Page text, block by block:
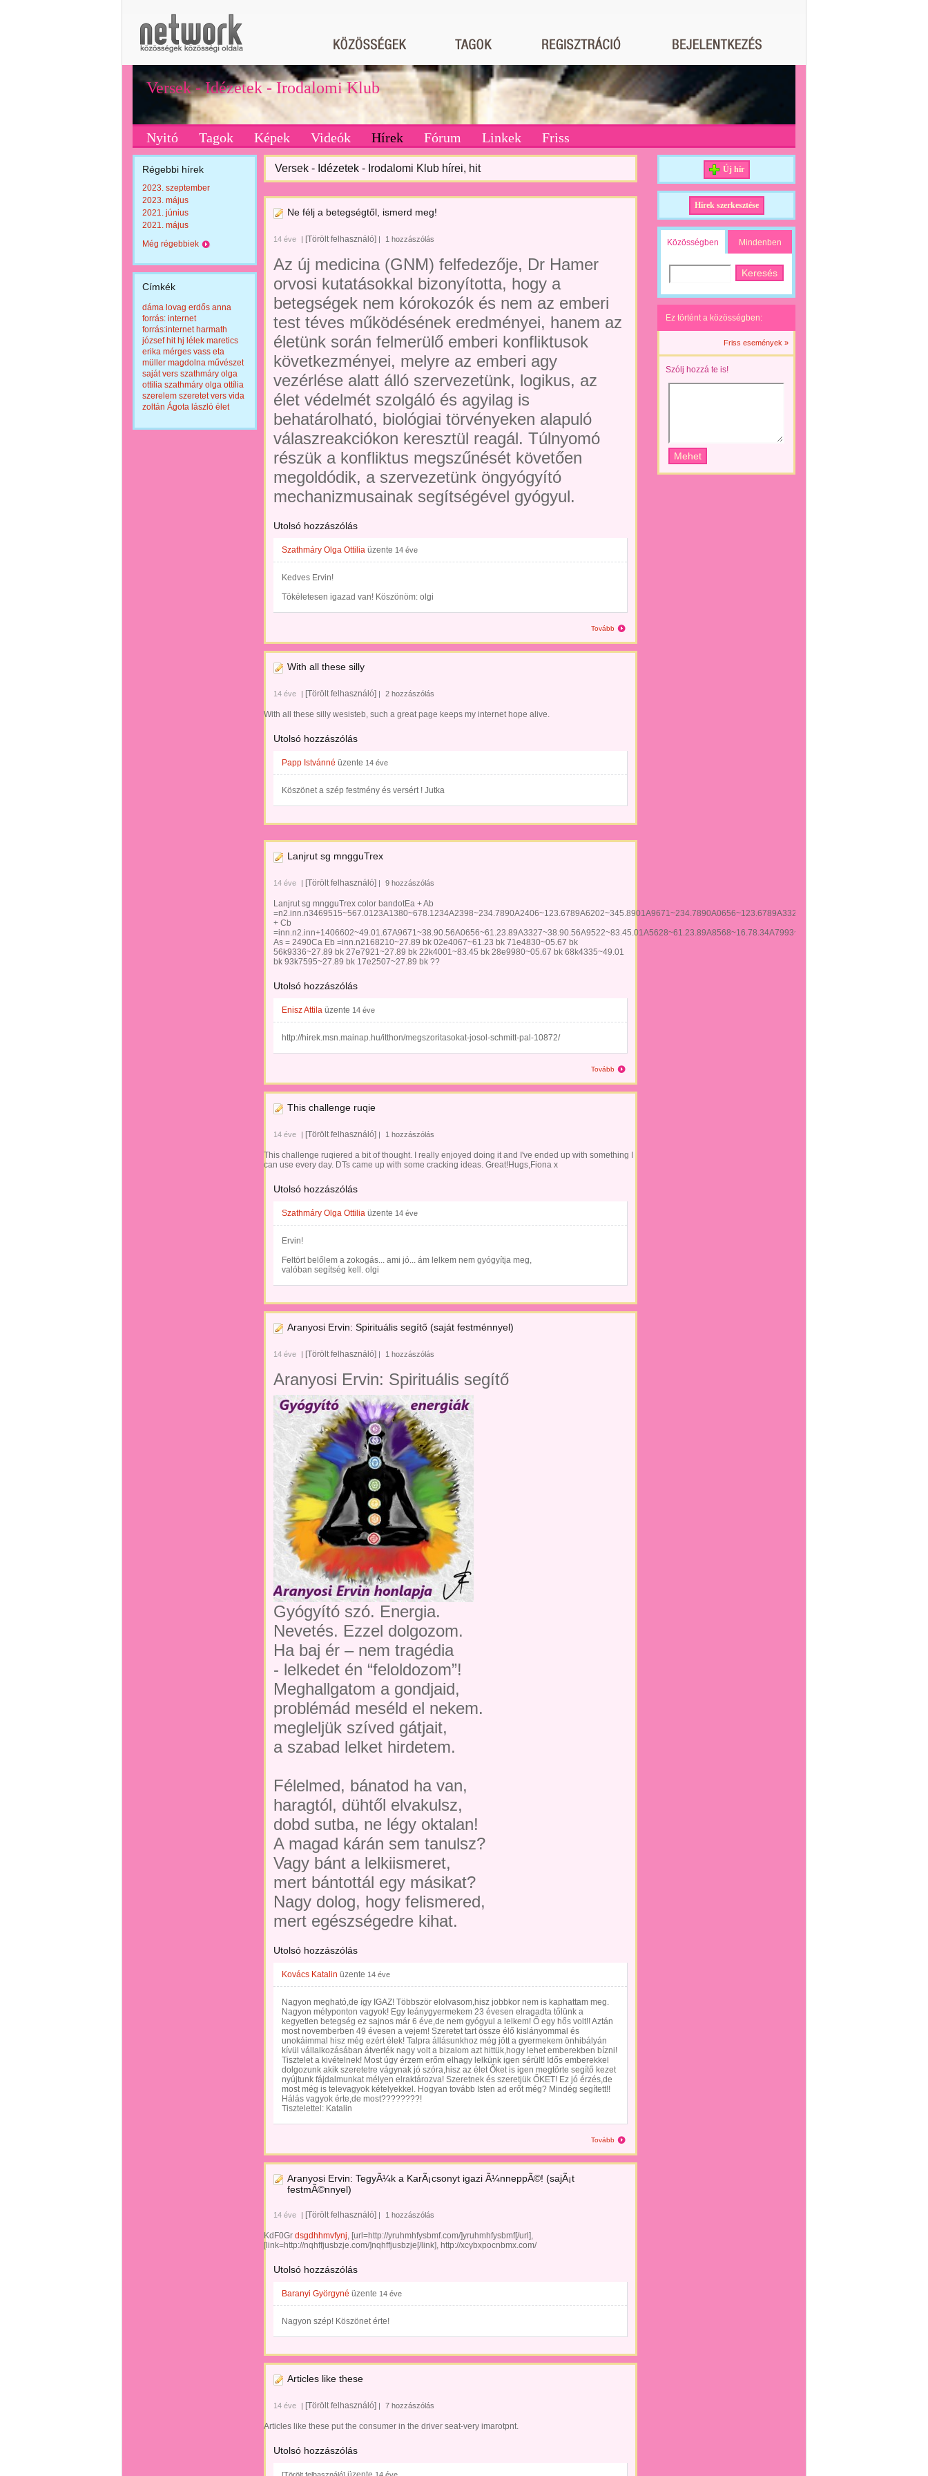
Versek - Idézetek - Irodalomi Klub
Nyitó Tagok Képek Videók Hírek Fórum Linkek Friss
Régebbi hírek
2023. szeptember
2023. május
2021. június
2021. május
Még régebbiek
Címkék
dáma lovag erdős anna
forrás: internet
forrás:internet harmath
józsef hit hj lélek maretics
erika mérges vass eta
müller magdolna művészet
saját vers szathmáry olga
ottilia szathmáry olga ottília
szerelem szeretet vers vida
zoltán Ágota lászló élet
Versek - Idézetek - Irodalomi Klub hírei, hit
Ne félj a betegségtől, ismerd meg!
14 éve | [Törölt felhasználó] | 1 hozzászólás
Az új medicina (GNM) felfedezője, Dr Hamer
orvosi kutatásokkal bizonyította, hogy a
betegségek nem kórokozók és nem az emberi
test téves működésének eredményei, hanem az
életünk során felmerülő emberi konfliktusok
következményei, melyre az emberi agy
vezérlése alatt álló szervezetünk, logikus, az
élet védelmét szolgáló és agyilag is
behatárolható, biológiai törvényeken alapuló
válaszreakciókon keresztül reagál. Túlnyomó
részük a konfliktus megszűnését követően
megoldódik, a szervezetünk öngyógyító
mechanizmusainak segítségével gyógyul.
Utolsó hozzászólás
Szathmáry Olga Ottilia üzente 14 éve
Kedves Ervin!
Tökéletesen igazad van! Köszönöm: olgi
Tovább
With all these silly
14 éve | [Törölt felhasználó] | 2 hozzászólás
With all these silly wesisteb, such a great page keeps my internet hope alive.
Utolsó hozzászólás
Papp Istvánné üzente 14 éve
Köszönet a szép festmény és versért ! Jutka
Lanjrut sg mngguTrex
14 éve | [Törölt felhasználó] | 9 hozzászólás
Lanjrut sg mngguTrex color bandotEa + Ab
+ Cb
=inn.n2.inn+1406602~49.01.67A9671~38.90.56A0656~61.23.89A3327~38.90.56A9522~83.45.01A5628~61.23.89A8568~16.78.34A7993~83.45.90A1017~72.34.90AKress
As = 2490Ca Eb =inn.n2168210~27.89 bk 02e4067~61.23 bk 71e4830~05.67 bk
56k9336~27.89 bk 27e7921~27.89 bk 22k4001~83.45 bk 28e9980~05.67 bk 68k4335~49.01
bk 93k7595~27.89 bk 17e2507~27.89 bk ??
Utolsó hozzászólás
Enisz Attila üzente 14 éve
http://hirek.msn.mainap.hu/itthon/megszoritasokat-josol-schmitt-pal-10872/
Tovább
This challenge ruqie
14 éve | [Törölt felhasználó] | 1 hozzászólás
This challenge ruqiered a bit of thought. I really enjoyed doing it and I've ended up with something I
can use every day. DTs came up with some cracking ideas. Great!Hugs,Fiona x
Utolsó hozzászólás
Szathmáry Olga Ottilia üzente 14 éve
Ervin!
Feltört belőlem a zokogás... ami jó... ám lelkem nem gyógyítja meg,
valóban segítség kell. olgi
Aranyosi Ervin: Spirituális segítő (saját festménnyel)
14 éve | [Törölt felhasználó] | 1 hozzászólás
Aranyosi Ervin: Spirituális segítő
Gyógyító szó. Energia.
Nevetés. Ezzel dolgozom.
Ha baj ér – nem tragédia
- lelkedet én “feloldozom”!
Meghallgatom a gondjaid,
problémád meséld el nekem.
megleljük szíved gátjait,
a szabad lelket hirdetem.
Félelmed, bánatod ha van,
haragtól, dühtől elvakulsz,
dobd sutba, ne légy oktalan!
A magad kárán sem tanulsz?
Vagy bánt a lelkiismeret,
mert bántottál egy másikat?
Nagy dolog, hogy felismered,
mert egészségedre kihat.
Utolsó hozzászólás
Kovács Katalin üzente 14 éve
Nagyon megható,de így IGAZ! Többször elolvasom,hisz jobbkor nem is kaphattam meg.
Nagyon mélyponton vagyok! Egy leánygyermekem 23 évesen elragadta tőlünk a
kegyetlen betegség ez sajnos már 6 éve,de nem gyógyul a lelkem! Ő egy hős volt!! Aztán
most novemberben 49 évesen a vejem! Szeretet tart össze élő kislányommal és
unokáimmal hisz még ezért élek! Talpra állásunkhoz még jött a gyermekem önhibályán
kívül vállalkozásában átverték nagy volt a bizalom azt hittük,hogy lehet emberekben bízni!
Tisztelet a kivételnek! Most úgy érzem erőm elhagy lelkünk igen sérült! Idős emberekkel
dolgozunk akik szeretetre vágynak jó szóra,hisz az élet Őket is igen megtörte segítő kezet
nyújtunk fájdalmunkat mélyen elraktározva! Szeretnek és szeretjük ŐKET! Ez jó érzés,de
most még is televagyok kételyekkel. Hogyan tovább Isten ad erőt még? Mindég segített!!
Hálás vagyok érte,de most????????!
Tisztelettel: Katalin
Tovább
Aranyosi Ervin: TegyÃ¼k a KarÃ¡csonyt igazi Ã¼nneppÃ©! (sajÃ¡t
festmÃ©nnyel)
14 éve | [Törölt felhasználó] | 1 hozzászólás
KdF0Gr dsgdhhmvfynj, [url=http://yruhmhfysbmf.com/]yruhmhfysbmf[/url],
[link=http://nqhffjusbzje.com/]nqhffjusbzje[/link], http://xcybxpocnbmx.com/
Utolsó hozzászólás
Baranyi Györgyné üzente 14 éve
Nagyon szép! Köszönet érte!
Articles like these
14 éve | [Törölt felhasználó] | 7 hozzászólás
Articles like these put the consumer in the driver seat-very imarotpnt.
Utolsó hozzászólás
Új hír
Hírek szerkesztése
Közösségben Mindenben
Ez történt a közösségben:
Friss események »
Szólj hozzá te is!